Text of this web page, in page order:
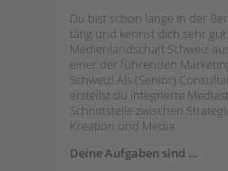
Du bist schon lange in der
tätig und kennst dich sehr
Medienlandschaft Schweiz
einer der führenden
Schweiz! Als (Senior)
erstellst du integrierte
Schnittstelle zwischen
Kreation und Media.
Deine Aufgaben sind …